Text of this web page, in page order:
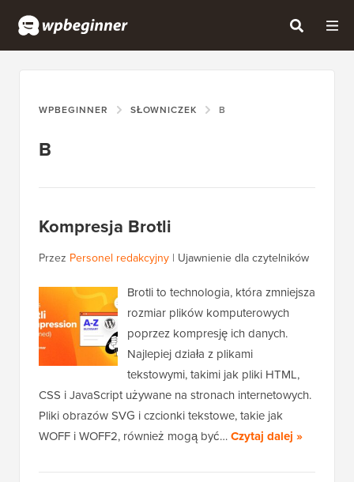
WPBEGINNER SŁOWNICZEK B
B
Kompresja Brotli
Przez Personel redakcyjny | Ujawnienie dla czytelników
Brotli to technologia, która zmniejsza
rozmiar plików komputerowych
poprzez kompresję ich danych.
Najlepiej działa z plikami
tekstowymi, takimi jak pliki HTML,
CSS i JavaScript używane na stronach internetowych.
Pliki obrazów SVG i czcionki tekstowe, takie jak
WOFF i WOFF2, również mogą być…Czytaj dalej »